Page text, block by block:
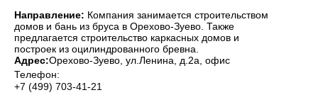
Направление: Компания занимается строительством
домов и бань из бруса в Орехово-Зуево. Также
предлагается строительство каркасных домов и
построек из оцилиндрованного бревна.
Адрес:Орехово-Зуево , ул.Ленина, д.2а, офис
Телефон:
+7 (499) 703-41-21